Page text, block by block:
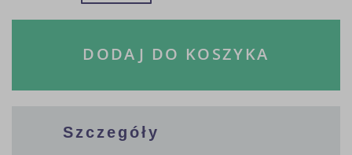
DODAJ DO KOSZYKA
Szczegóły